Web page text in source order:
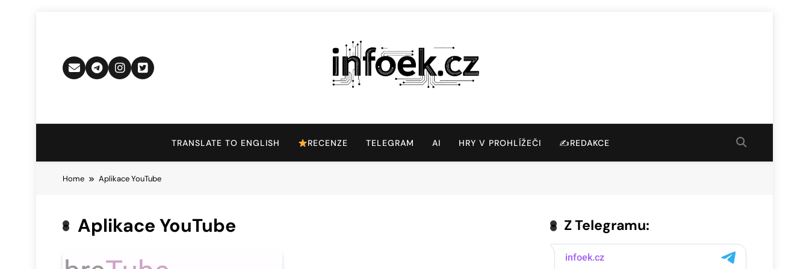
Infoek.cz
TRANSLATE TO ENGLISH RECENZE TELEGRAM AI HRY V PROHLÍŽEČI ✍️REDAKCE
Home Aplikace YouTube
Aplikace YouTube Z Telegramu: